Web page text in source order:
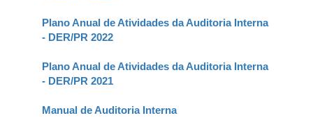
Plano Anual de Atividades da Auditoria Interna
- DER/PR 2022
Plano Anual de Atividades da Auditoria Interna
- DER/PR 2021
Manual de Auditoria Interna